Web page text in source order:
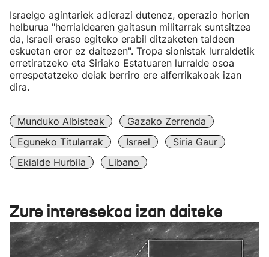
Israelgo agintariek adierazi dutenez, operazio horien
helburua "herrialdearen gaitasun militarrak suntsitzea
da, Israeli eraso egiteko erabil ditzaketen taldeen
eskuetan eror ez daitezen". Tropa sionistak lurraldetik
erretiratzeko eta Siriako Estatuaren lurralde osoa
errespetatzeko deiak berriro ere alferrikakoak izan
dira.
Munduko Albisteak
Gazako Zerrenda
Eguneko Titularrak
Israel
Siria Gaur
Ekialde Hurbila
Libano
Zure interesekoa izan daiteke